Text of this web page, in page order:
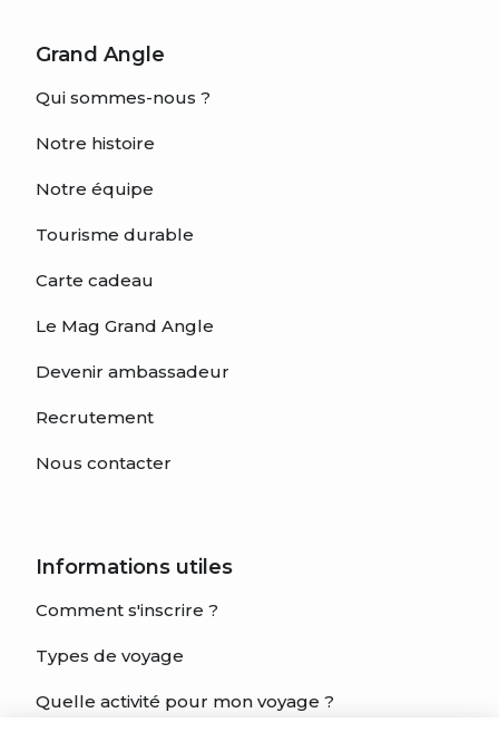
Grand Angle
Qui sommes-nous ?
Notre histoire
Notre équipe
Tourisme durable
Carte cadeau
Le Mag Grand Angle
Devenir ambassadeur
Recrutement
Nous contacter
Informations utiles
Comment s'inscrire ?
Types de voyage
Quelle activité pour mon voyage ?